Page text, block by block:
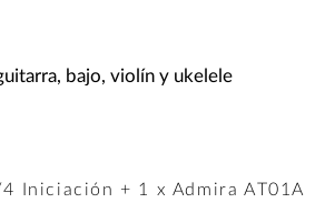
bajo, violín y ukelele
Iniciación + 1 x Admira AT01A